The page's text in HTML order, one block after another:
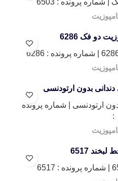
ارتودنسی | شماره پرونده
: